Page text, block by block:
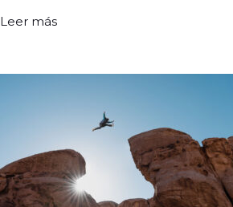
Leer más